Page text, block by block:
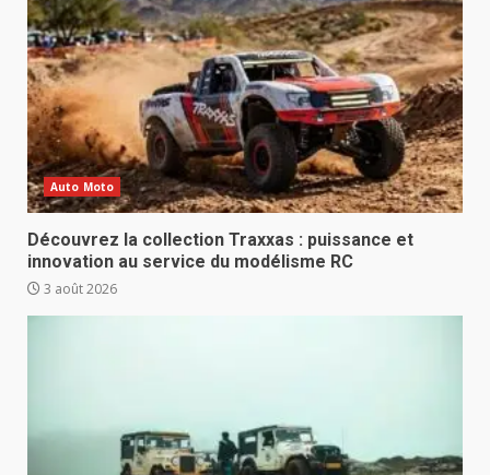
Auto Moto
Découvrez la collection Traxxas : puissance et
innovation au service du modélisme RC
3 août 2026